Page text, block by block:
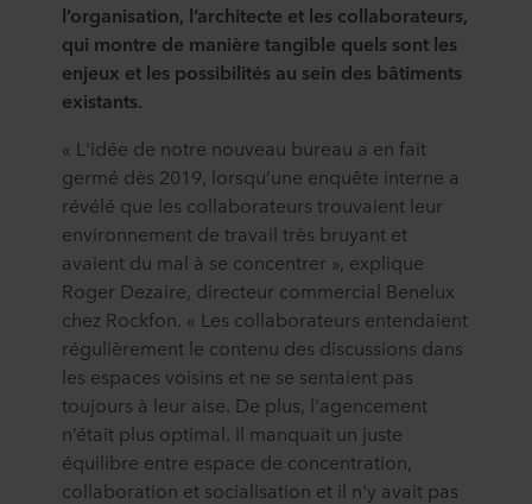
l’organisation, l’architecte et les collaborateurs,
qui montre de manière tangible quels sont les
enjeux et les possibilités au sein des bâtiments
existants.
« L'idée de notre nouveau bureau a en fait
germé dès 2019, lorsqu’une enquête interne a
révélé que les collaborateurs trouvaient leur
environnement de travail très bruyant et
avaient du mal à se concentrer », explique
Roger Dezaire, directeur commercial Benelux
chez Rockfon. « Les collaborateurs entendaient
régulièrement le contenu des discussions dans
les espaces voisins et ne se sentaient pas
toujours à leur aise. De plus, l'agencement
n’était plus optimal. Il manquait un juste
équilibre entre espace de concentration,
collaboration et socialisation et il n'y avait pas